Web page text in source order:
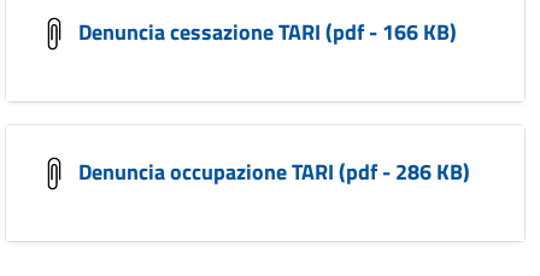
Denuncia cessazione TARI (pdf - 166 KB)
Denuncia occupazione TARI (pdf - 286 KB)